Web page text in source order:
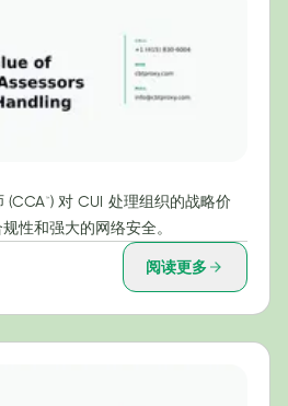
对 CUI 处理组织的战略价
性和强大的网络安全。
阅读更多